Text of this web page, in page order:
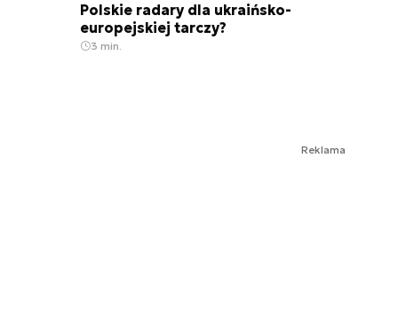
Polskie radary dla ukraińsko-
europejskiej tarczy?
3 min.
Reklama